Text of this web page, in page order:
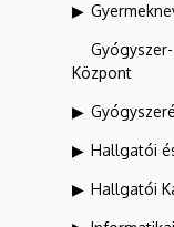
Központ
Hallgatói
Hallgatói